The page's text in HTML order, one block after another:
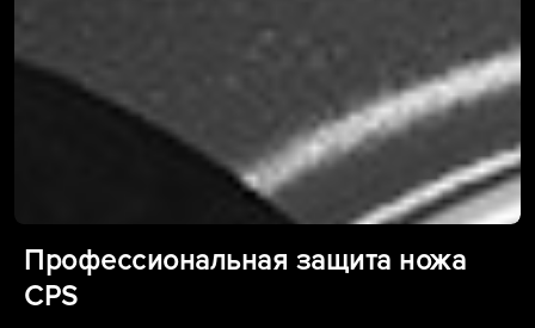
Профессиональная защита ножа
CPS